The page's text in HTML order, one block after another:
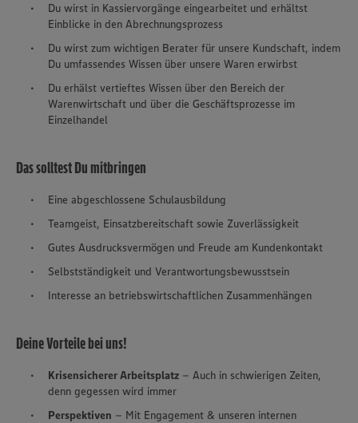
Du wirst in Kassiervorgänge eingearbeitet und erhältst
Einblicke in den Abrechnungsprozess
Du wirst zum wichtigen Berater für unsere Kundschaft, indem
Du umfassendes Wissen über unsere Waren erwirbst
Du erhälst vertieftes Wissen über den Bereich der
Warenwirtschaft und über die Geschäftsprozesse im
Einzelhandel
Das solltest Du mitbringen
Eine abgeschlossene Schulausbildung
Teamgeist, Einsatzbereitschaft sowie Zuverlässigkeit
Gutes Ausdrucksvermögen und Freude am Kundenkontakt
Selbstständigkeit und Verantwortungsbewusstsein
Interesse an betriebswirtschaftlichen Zusammenhängen
Deine Vorteile bei uns!
Krisensicherer Arbeitsplatz – Auch in schwierigen Zeiten,
denn gegessen wird immer
Perspektiven – Mit Engagement & unseren internen